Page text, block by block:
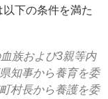
下の条件を満た
族および3親等内
知事から養育を委
村長から養護を委